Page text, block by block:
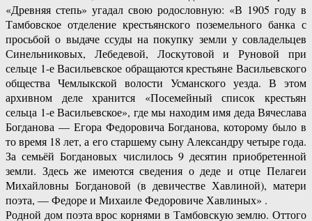
«Древняя степь» угадал свою родословную: «В 1905 году в
Тамбовское отделение крестьянского поземельного банка с
просьбой о выдаче ссуды на покупку земли у совладельцев
Синельниковых, Лебедевой, Лоскутовой и Руновой при
сельце 1-е Васильевское обращаются крестьяне Васильевского
общества Чемлыкской волости Усманского уезда. В этом
архивном деле хранится «Посемейный список крестьян
сельца 1-е Васильевское», где мы находим имя деда Вячеслава
Богданова — Егора Федоровича Богданова, которому было в
то время 18 лет, а его старшему сыну Александру четыре года.
За семьёй Богдановых числилось 9 десятин приобретенной
земли. Здесь же имеются сведения о деде и отце Пелагеи
Михайловны Богдановой (в девичестве Хавлиной), матери
поэта, — Федоре и Михаиле Федоровиче Хавлиных» .
Родной дом поэта врос корнями в Тамбовскую землю. Оттого